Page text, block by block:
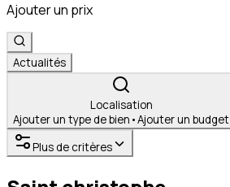
Ajouter un prix
Actualités
Localisation
Ajouter un type de bien •Ajouter un budget
Plus de critères